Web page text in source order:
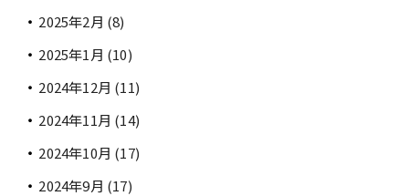
2025年2月 (8)
2025年1月 (10)
2024年12月 (11)
2024年11月 (14)
2024年10月 (17)
2024年9月 (17)